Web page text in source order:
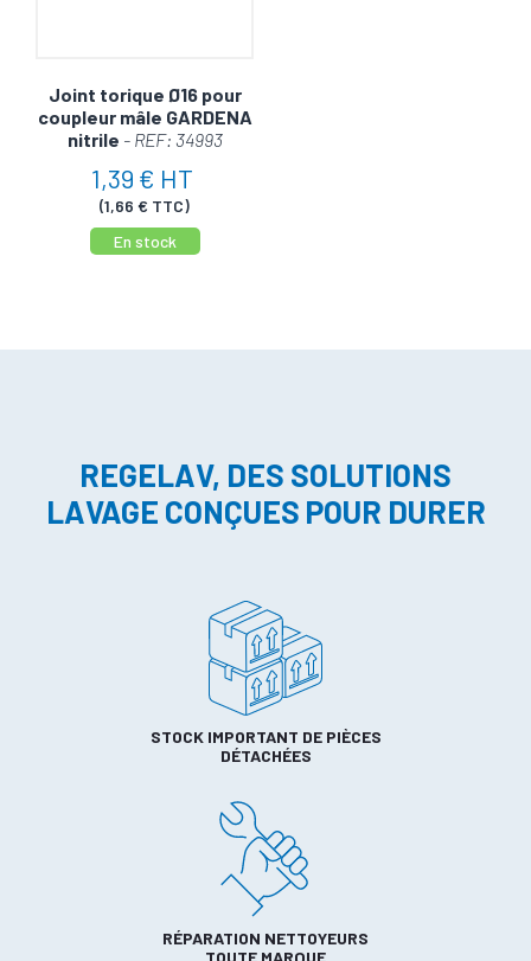
Joint torique Ø16 pour
coupleur mâle GARDENA
nitrile - REF: 34993
1,39 € HT
(1,66 € TTC)
En stock
REGELAV, DES SOLUTIONS
LAVAGE CONÇUES POUR DURER
STOCK IMPORTANT DE PIÈCES
DÉTACHÉES
RÉPARATION NETTOYEURS
TOUTE MARQUE